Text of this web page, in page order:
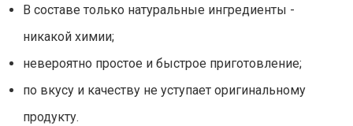
В составе только натуральные ингредиенты -
никакой химии;
невероятно простое и быстрое приготовление;
по вкусу и качеству не уступает оригинальному
продукту.